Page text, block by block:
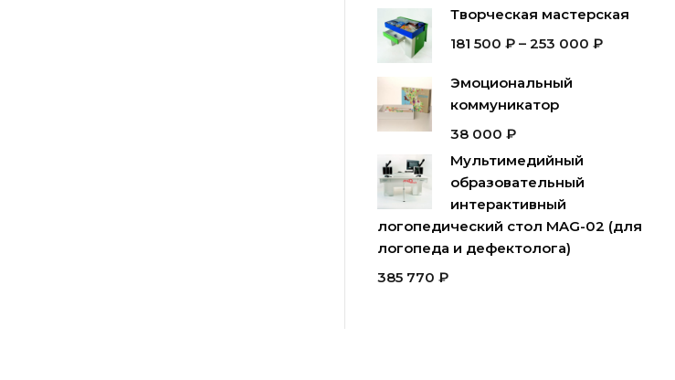
Творческая мастерская
181 500 ₽– 253 000 ₽
Эмоциональный
коммуникатор
38 000 ₽
Мультимедийный
образовательный
интерактивный
логопедический стол MAG-02 (для
логопеда и дефектолога)
385 770 ₽